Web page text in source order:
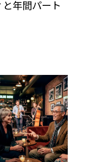
年間パート